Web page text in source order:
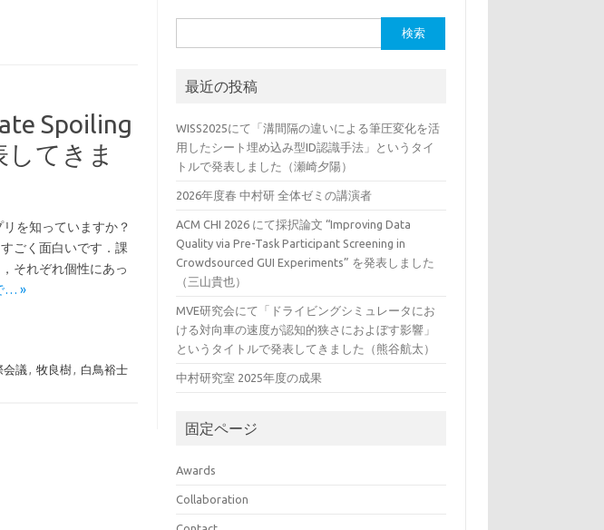
Spoiling
てきま
リを知っていますか？
ごく面白いです．課
それぞれ個性にあっ
… »
会議 , 牧良樹, 白鳥裕士
索:
最近の投稿
WISS2025にて「溝間隔の違いによる筆圧変化を活
用したシート埋め込み型ID認識手法」というタイ
トルで発表しました（瀬崎夕陽）
2026年度春 中村研 全体ゼミの講演者
ACM CHI 2026 にて採択論文 “Improving Data
Quality via Pre-Task Participant Screening in
Crowdsourced GUI Experiments” を発表しました
（三山貴也）
MVE研究会にて「ドライビングシミュレータにお
ける対向車の速度が認知的狭さにおよぼす影響」
というタイトルで発表してきました（熊谷航太）
中村研究室 2025年度の成果
固定ページ
Awards
Collaboration